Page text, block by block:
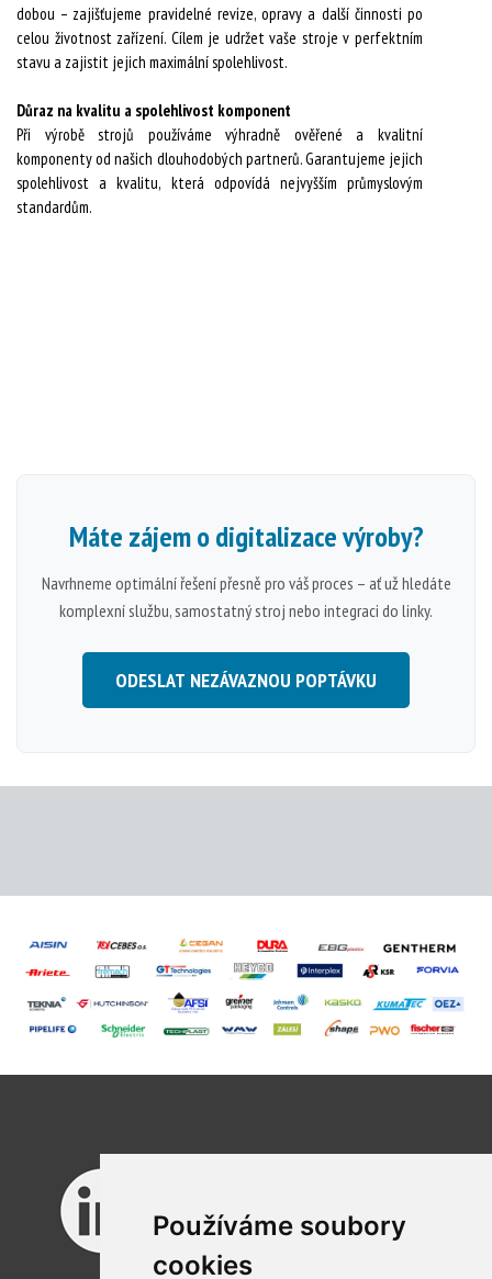
Používáme soubory
cookies
dobou – zajišťujeme pravidelné revize, opravy a další činnosti po
celou životnost zařízení. Cílem je udržet vaše stroje v perfektním
stavu a zajistit jejich maximální spolehlivost.
Důraz na kvalitu a spolehlivost komponent
Při výrobě strojů používáme výhradně ověřené a kvalitní
komponenty od našich dlouhodobých partnerů. Garantujeme jejich
spolehlivost a kvalitu, která odpovídá nejvyšším průmyslovým
standardům.
Máte zájem odigitalizace výroby?
Navrhneme optimální řešení přesně pro váš proces – ať už hledáte
komplexní službu, samostatný stroj nebo integraci do linky.
ODESLAT NEZÁVAZNOU POPTÁVKU